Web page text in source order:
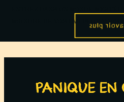
En savoir
MOINDRE DE VOS PAS PEUT VOUS
PANIQUE EN